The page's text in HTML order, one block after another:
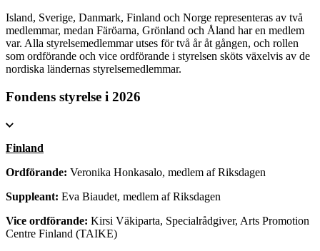
Island, Sverige, Danmark, Finland och Norge representeras av två
medlemmar, medan Färöarna, Grönland och Åland har en medlem
var. Alla styrelsemedlemmar utses för två år åt gången, och rollen
som ordförande och vice ordförande i styrelsen sköts växelvis av de
nordiska ländernas styrelsemedlemmar.
Fondens styrelse i 2026
Finland
Ordförande: Veronika Honkasalo, medlem af Riksdagen
Suppleant: Eva Biaudet, medlem af Riksdagen
Vice ordförande: Kirsi Väkiparta, Specialrådgiver, Arts Promotion
Centre Finland (TAIKE)